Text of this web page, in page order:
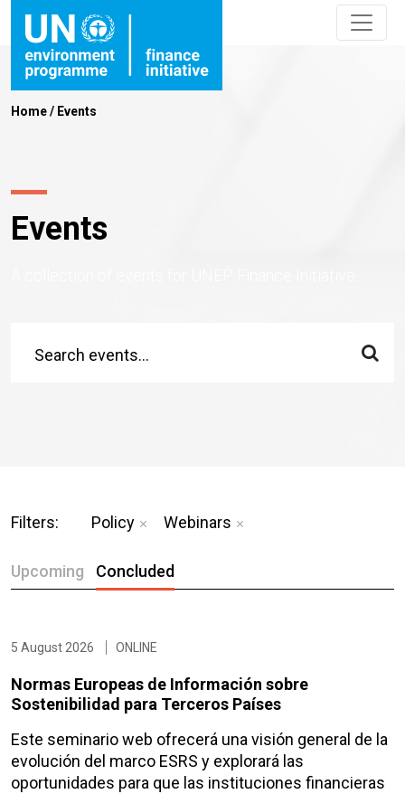
Home/ Events
Events
Filters: Policy Webinars
Upcoming Concluded
5 August 2026 ONLINE
Normas Europeas de Información sobre
Sostenibilidad para Terceros Países
Este seminario web ofrecerá una visión general de la
evolución del marco ESRS y explorará las
oportunidades para que las instituciones financieras